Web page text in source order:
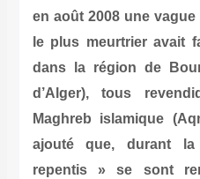
en août 2008 une
le plus meurtrier avait
dans la région de
d’Alger), tous
Maghreb islamique
ajouté que, durant
repentis » se sont